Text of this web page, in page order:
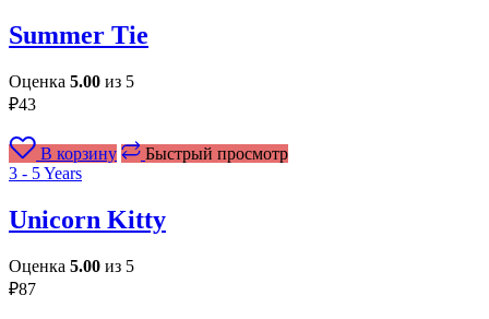
Summer Tie
Оценка 5.00 из 5
₽43
В корзину
Быстрый просмотр
3 - 5 Years
Unicorn Kitty
Оценка 5.00 из 5
₽87